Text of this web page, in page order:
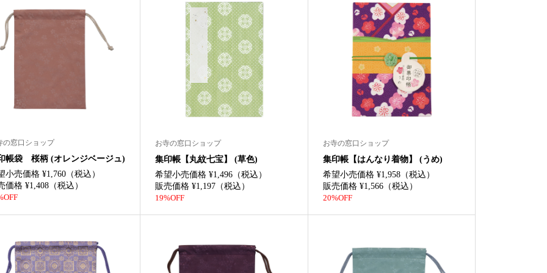
の窓口ショップ
帳袋 桜柄 (オレンジベージュ)
小売価格 ¥1,760（税込）
価格 ¥1,408（税込）
お寺の窓口ショップ
集印帳【丸紋七宝】 (草色)
希望小売価格 ¥1,496（税込）
販売価格 ¥1,197（税込）
19%OFF
お寺の窓口ショップ
集印帳【はんなり着物】 (うめ)
希望小売価格 ¥1,958（税込）
販売価格 ¥1,566（税込）
20%OFF